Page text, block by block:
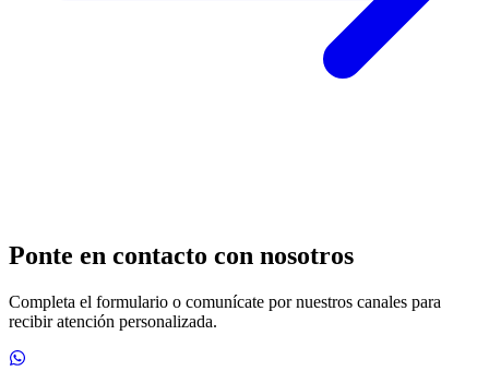
Ponte en contacto con nosotros
Completa el formulario o comunícate por nuestros canales para
recibir atención personalizada.